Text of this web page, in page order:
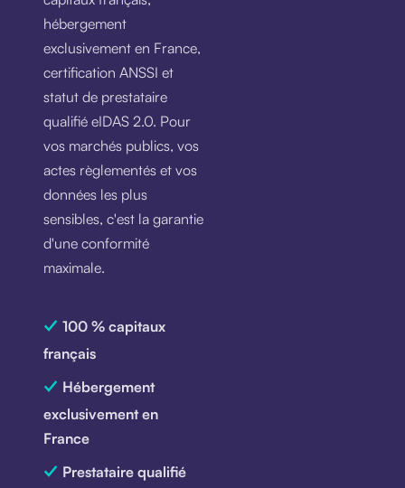
hébergement
exclusivement en France,
certification ANSSI et
statut de prestataire
qualifié eIDAS 2.0. Pour
vos marchés publics, vos
actes règlementés et vos
données les plus
sensibles, c'est la garantie
d'une conformité
maximale.
✓ 100 % capitaux
français
✓ Hébergement
exclusivement en
France
✓ Prestataire qualifié